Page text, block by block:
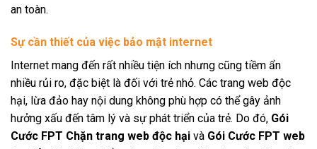
an toàn.
Sự cần thiết của việc bảo mật internet
Internet mang đến rất nhiều tiện ích nhưng cũng tiềm ẩn
nhiều rủi ro, đặc biệt là đối với trẻ nhỏ. Các trang web độc
hại, lừa đảo hay nội dung không phù hợp có thể gây ảnh
hưởng xấu đến tâm lý và sự phát triển của trẻ. Do đó, Gói
Cước FPT Chặn trang web độc hại và Gói Cước FPT web